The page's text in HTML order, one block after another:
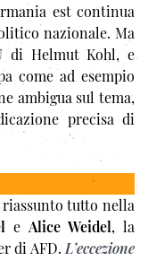
est continua
nazionale. Ma
di Helmut Kohl, e
come ad esempio
ambigua sul tema,
precisa di
tutto nella
e Alice Weidel, la
di AFD. L’eccezione